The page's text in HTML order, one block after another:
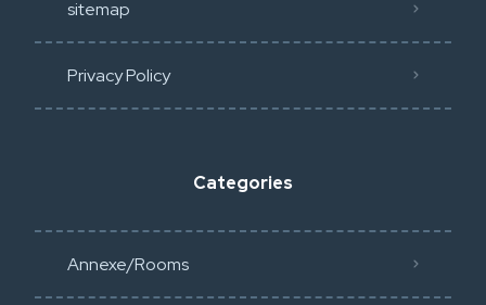
sitemap
Privacy Policy​
Categories
Annexe/Rooms